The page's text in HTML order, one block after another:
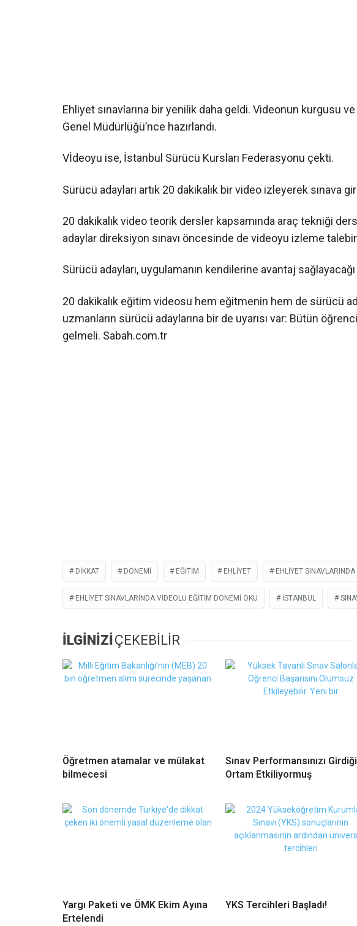
Ehliyet sınavlarına bir yenilik daha geldi. Videonun kurgusu
Genel Müdürlüğü’nce hazırlandı.
Vİdeoyu ise, İstanbul Sürücü Kursları Federasyonu çekti.
Sürücü adayları artık 20 dakikalık bir video izleyerek sınava
20 dakikalık video teorik dersler kapsamında araç tekniği
adaylar direksiyon sınavı öncesinde de videoyu izleme
Sürücü adayları, uygulamanın kendilerine avantaj
20 dakikalık eğitim videosu hem eğitmenin hem de sürücü
uzmanların sürücü adaylarına bir de uyarısı var: Bütün
gelmeli. Sabah.com.tr
DIKKAT DÖNEMI EĞITIM EHLIYET EHLIYET
EHLIYET SINAVLARINDA VIDEOLU EĞITIM DÖNEMI OKU İSTANBUL
İLGİNİZİÇEKEBİLİR
Öğretmen atamalar ve mülakat
bilmecesi
Sınav Performansınızı
Ortam Etkiliyormuş
Yargı Paketi ve ÖMK Ekim Ayına
Ertelendi
YKS Tercihleri Başladı!